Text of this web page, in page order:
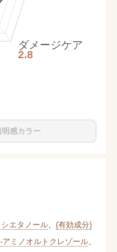
ダメージケア
2.8
明感カラー
エタノール、 (有効成分)
アミノオルトクレゾール、